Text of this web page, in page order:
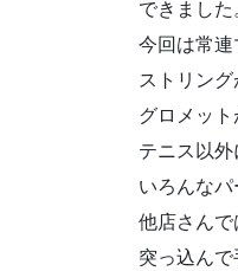
できました
今回は常連
ストリン
グロメット
テニス以
いろんな
他店さん
突っ込ん